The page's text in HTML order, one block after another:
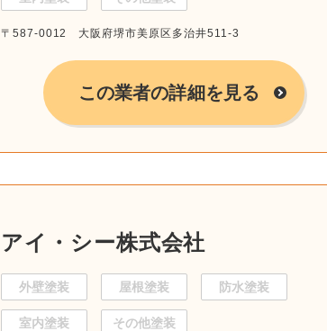
〒587-0012 大阪府堺市美原区多治井511-3
この業者の詳細を見る
アイ・シー株式会社
外壁塗装 屋根塗装 防水塗装
室内塗装 その他塗装